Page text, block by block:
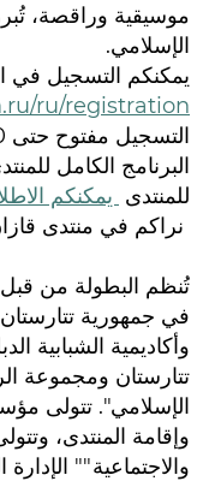
موسيقية وراقصة،
الإسلامي.
يمكنكم التسجيل في
ru/registration
التسجيل مفتوح حتى 30 أبريل 2026
البرنامج الكامل
للمنتدى يمكنكم
نراكم في منتدى قازان
تُنظم البطولة من
في جمهورية
وأكاديمية الشبابية
تتارستان ومجموعة
الإسلامي". تتولى
وإقامة المنتدى،
والاجتماعية"" الإدارة